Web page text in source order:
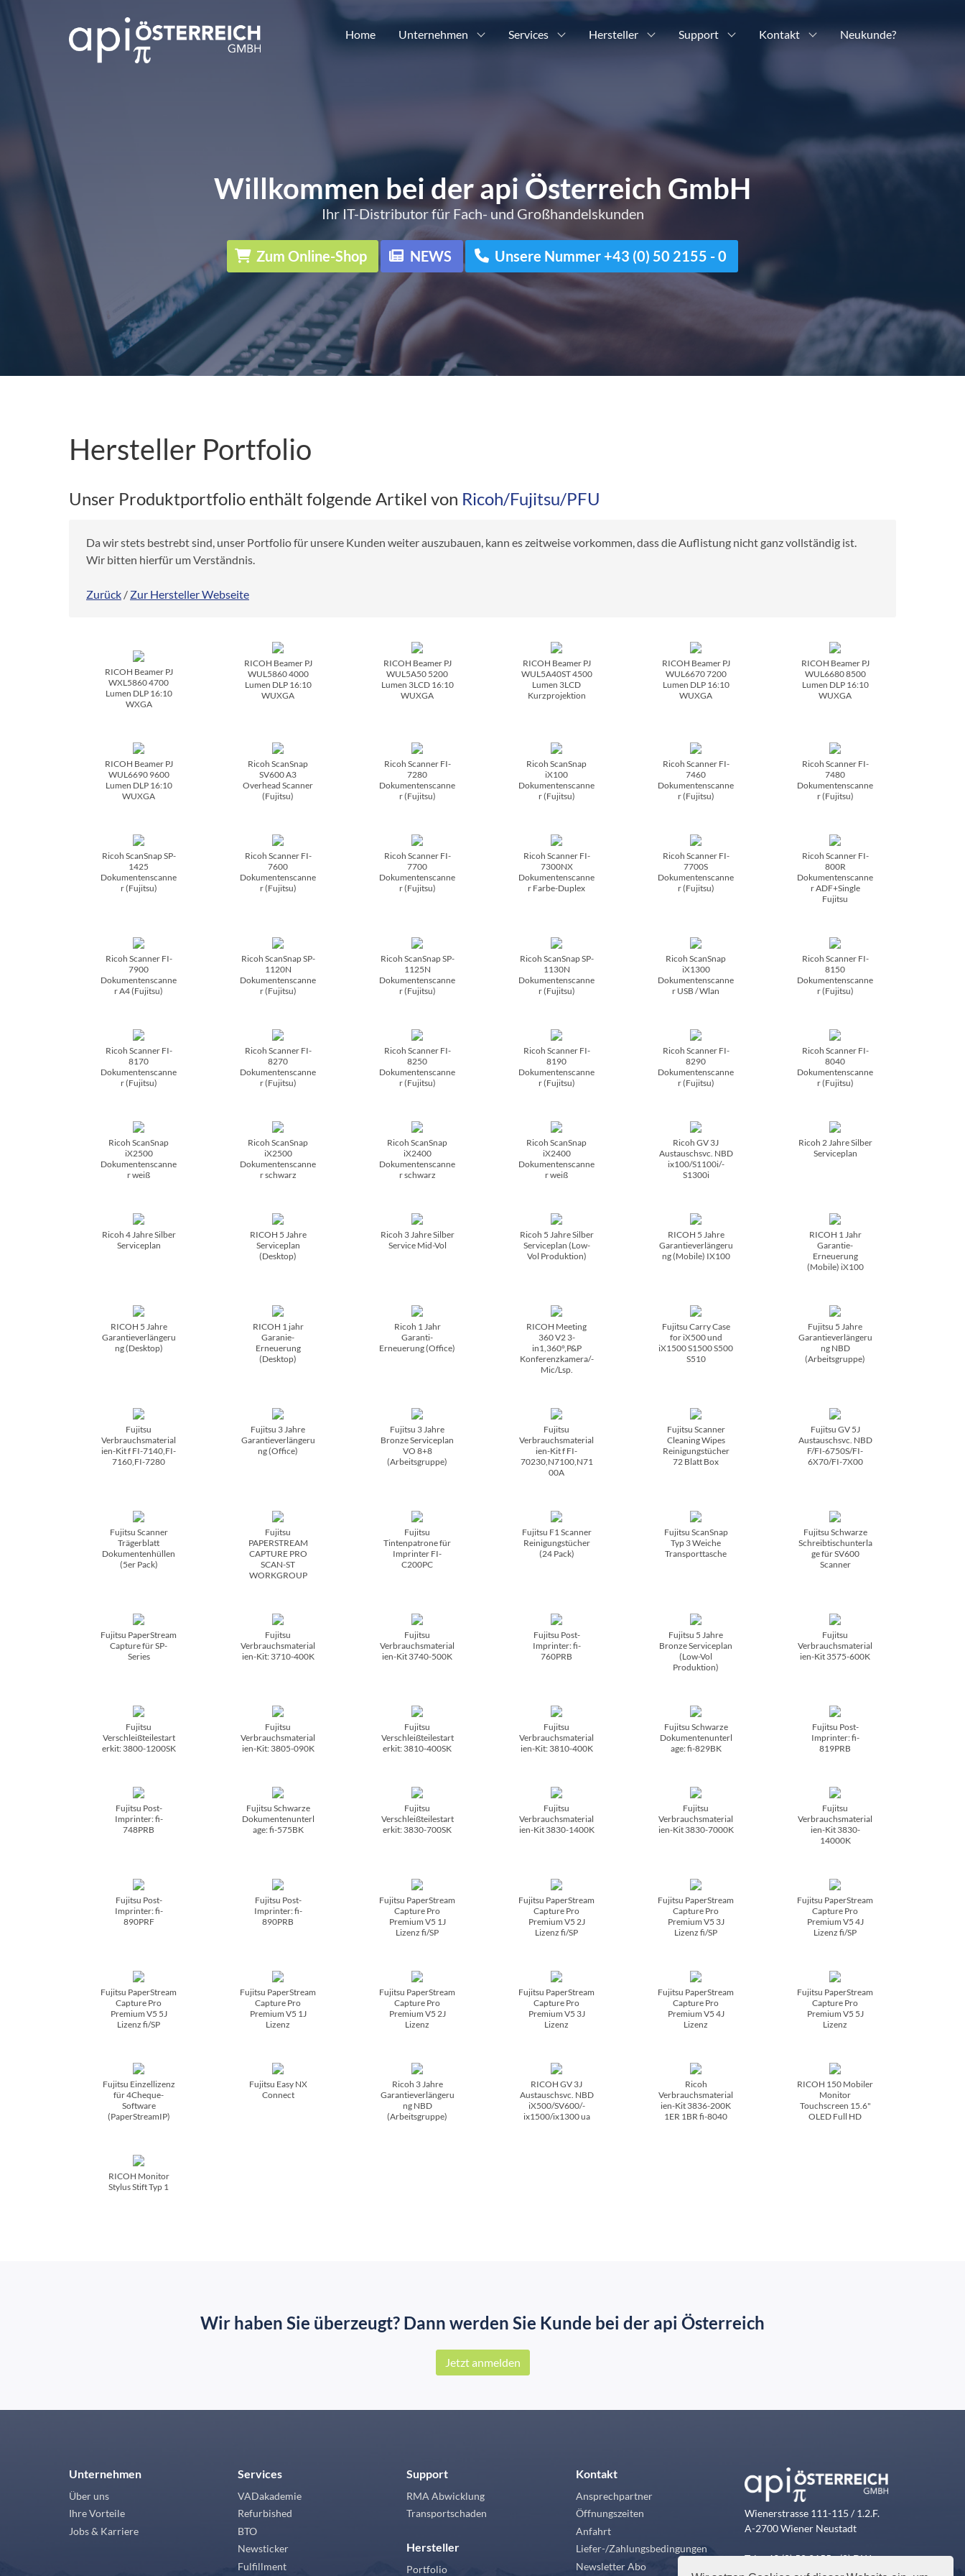
Home Unternehmen Services Hersteller Support Kontakt Neukunde?
Willkommen bei der api Österreich GmbH
Ihr IT-Distributor für Fach- und Großhandelskunden
Zum Online-Shop NEWS Unsere Nummer +43 (0) 50 2155 - 0
Hersteller Portfolio
Unser Produktportfolio enthält folgende Artikel von Ricoh/Fujitsu/PFU
Da wir stets bestrebt sind, unser Portfolio für unsere Kunden weiter auszubauen, kann es zeitweise vorkommen, dass die Auflistung nicht ganz vollständig ist.
Wir bitten hierfür um Verständnis.
Zurück / Zur Hersteller Webseite
RICOH Beamer PJ
WXL5860 4700
Lumen DLP 16:10
WXGA
RICOH Beamer PJ
WUL5860 4000
Lumen DLP 16:10
WUXGA
RICOH Beamer PJ
WUL5A50 5200
Lumen 3LCD 16:10
WUXGA
RICOH Beamer PJ
WUL5A40ST 4500
Lumen 3LCD
Kurzprojektion
RICOH Beamer PJ
WUL6670 7200
Lumen DLP 16:10
WUXGA
RICOH Beamer PJ
WUL6680 8500
Lumen DLP 16:10
WUXGA
RICOH Beamer PJ
WUL6690 9600
Lumen DLP 16:10
WUXGA
Ricoh ScanSnap
SV600 A3
Overhead Scanner
(Fujitsu)
Ricoh Scanner FI-
7280
Dokumentenscanne
r (Fujitsu)
Ricoh ScanSnap
iX100
Dokumentenscanne
r (Fujitsu)
Ricoh Scanner FI-
7460
Dokumentenscanne
r (Fujitsu)
Ricoh Scanner FI-
7480
Dokumentenscanne
r (Fujitsu)
Ricoh ScanSnap SP-
1425
Dokumentenscanne
r (Fujitsu)
Ricoh Scanner FI-
7600
Dokumentenscanne
r (Fujitsu)
Ricoh Scanner FI-
7700
Dokumentenscanne
r (Fujitsu)
Ricoh Scanner FI-
7300NX
Dokumentenscanne
r Farbe-Duplex
Ricoh Scanner FI-
7700S
Dokumentenscanne
r (Fujitsu)
Ricoh Scanner FI-
800R
Dokumentenscanne
r ADF+Single
Fujitsu
Ricoh Scanner FI-
7900
Dokumentenscanne
r A4 (Fujitsu)
Ricoh ScanSnap SP-
1120N
Dokumentenscanne
r (Fujitsu)
Ricoh ScanSnap SP-
1125N
Dokumentenscanne
r (Fujitsu)
Ricoh ScanSnap SP-
1130N
Dokumentenscanne
r (Fujitsu)
Ricoh ScanSnap
iX1300
Dokumentenscanne
r USB /­ Wlan
Ricoh Scanner FI-
8150
Dokumentenscanne
r (Fujitsu)
Ricoh Scanner FI-
8170
Dokumentenscanne
r (Fujitsu)
Ricoh Scanner FI-
8270
Dokumentenscanne
r (Fujitsu)
Ricoh Scanner FI-
8250
Dokumentenscanne
r (Fujitsu)
Ricoh Scanner FI-
8190
Dokumentenscanne
r (Fujitsu)
Ricoh Scanner FI-
8290
Dokumentenscanne
r (Fujitsu)
Ricoh Scanner FI-
8040
Dokumentenscanne
r (Fujitsu)
Ricoh ScanSnap
iX2500
Dokumentenscanne
r weiß
Ricoh ScanSnap
iX2500
Dokumentenscanne
r schwarz
Ricoh ScanSnap
iX2400
Dokumentenscanne
r schwarz
Ricoh ScanSnap
iX2400
Dokumentenscanne
r weiß
Ricoh GV 3J
Austauschsvc. NBD
ix100/­S1100i/­
S1300i
Ricoh 2 Jahre Silber
Serviceplan
Ricoh 4 Jahre Silber
Serviceplan
RICOH 5 Jahre
Serviceplan
(Desktop)
Ricoh 3 Jahre Silber
Service Mid-Vol
Ricoh 5 Jahre Silber
Serviceplan (Low-
Vol Produktion)
RICOH 5 Jahre
Garantieverlängeru
ng (Mobile) IX100
RICOH 1 Jahr
Garantie-
Erneuerung
(Mobile) iX100
RICOH 5 Jahre
Garantieverlängeru
ng (Desktop)
RICOH 1 jahr
Garanie-
Erneuerung
(Desktop)
Ricoh 1 Jahr
Garanti-
Erneuerung (Office)
RICOH Meeting
360 V2 3-
in1,360°,P&P
Konferenzkamera/­
Mic/­Lsp.
Fujitsu Carry Case
for iX500 und
iX1500 S1500 S500
S510
Fujitsu 5 Jahre
Garantieverlängeru
ng NBD
(Arbeitsgruppe)
Fujitsu
Verbrauchsmaterial
ien-Kit f FI-7140,FI-
7160,FI-7280
Fujitsu 3 Jahre
Garantieverlängeru
ng (Office)
Fujitsu 3 Jahre
Bronze Serviceplan
VO 8+8
(Arbeitsgruppe)
Fujitsu
Verbrauchsmaterial
ien-Kit f FI-
70230,N7100,N71
00A
Fujitsu Scanner
Cleaning Wipes
Reinigungstücher
72 Blatt Box
Fujitsu GV 5J
Austauschsvc. NBD
F/­FI-6750S/­FI-
6X70/­FI-7X00
Fujitsu Scanner
Trägerblatt
Dokumentenhüllen
(5er Pack)
Fujitsu
PAPERSTREAM
CAPTURE PRO
SCAN-ST
WORKGROUP
Fujitsu
Tintenpatrone für
Imprinter FI-
C200PC
Fujitsu F1 Scanner
Reinigungstücher
(24 Pack)
Fujitsu ScanSnap
Typ 3 Weiche
Transporttasche
Fujitsu Schwarze
Schreibtischunterla
ge für SV600
Scanner
Fujitsu PaperStream
Capture für SP-
Series
Fujitsu
Verbrauchsmaterial
ien-Kit: 3710-400K
Fujitsu
Verbrauchsmaterial
ien-Kit 3740-500K
Fujitsu Post-
Imprinter: fi-
760PRB
Fujitsu 5 Jahre
Bronze Serviceplan
(Low-Vol
Produktion)
Fujitsu
Verbrauchsmaterial
ien-Kit 3575-600K
Fujitsu
Verschleißteilestart
erkit: 3800-1200SK
Fujitsu
Verbrauchsmaterial
ien-Kit: 3805-090K
Fujitsu
Verschleißteilestart
erkit: 3810-400SK
Fujitsu
Verbrauchsmaterial
ien-Kit: 3810-400K
Fujitsu Schwarze
Dokumentenunterl
age: fi-829BK
Fujitsu Post-
Imprinter: fi-
819PRB
Fujitsu Post-
Imprinter: fi-
748PRB
Fujitsu Schwarze
Dokumentenunterl
age: fi-575BK
Fujitsu
Verschleißteilestart
erkit: 3830-700SK
Fujitsu
Verbrauchsmaterial
ien-Kit 3830-1400K
Fujitsu
Verbrauchsmaterial
ien-Kit 3830-7000K
Fujitsu
Verbrauchsmaterial
ien-Kit 3830-
14000K
Fujitsu Post-
Imprinter: fi-
890PRF
Fujitsu Post-
Imprinter: fi-
890PRB
Fujitsu PaperStream
Capture Pro
Premium V5 1J
Lizenz fi/­SP
Fujitsu PaperStream
Capture Pro
Premium V5 2J
Lizenz fi/­SP
Fujitsu PaperStream
Capture Pro
Premium V5 3J
Lizenz fi/­SP
Fujitsu PaperStream
Capture Pro
Premium V5 4J
Lizenz fi/­SP
Fujitsu PaperStream
Capture Pro
Premium V5 5J
Lizenz fi/­SP
Fujitsu PaperStream
Capture Pro
Premium V5 1J
Lizenz
Fujitsu PaperStream
Capture Pro
Premium V5 2J
Lizenz
Fujitsu PaperStream
Capture Pro
Premium V5 3J
Lizenz
Fujitsu PaperStream
Capture Pro
Premium V5 4J
Lizenz
Fujitsu PaperStream
Capture Pro
Premium V5 5J
Lizenz
Fujitsu Einzellizenz
für 4Cheque-
Software
(PaperStreamIP)
Fujitsu Easy NX
Connect
Ricoh 3 Jahre
Garantieverlängeru
ng NBD
(Arbeitsgruppe)
RICOH GV 3J
Austauschsvc. NBD
iX500/­SV600/­
ix1500/­ix1300 ua
Ricoh
Verbrauchsmaterial
ien-Kit 3836-200K
1ER 1BR fi-8040
RICOH 150 Mobiler
Monitor
Touchscreen 15.6"
OLED Full HD
RICOH Monitor
Stylus Stift Typ 1
Wir haben Sie überzeugt? Dann werden Sie Kunde bei der api Österreich
Jetzt anmelden
Unternehmen
Über uns
Ihre Vorteile
Jobs & Karriere
Services
VADakademie
Refurbished
BTO
Newsticker
Fulfillment
Support
RMA Abwicklung
Transportschaden
Hersteller
Portfolio
Kontakt
Ansprechpartner
Öffnungszeiten
Anfahrt
Liefer-/Zahlungsbedingungen
Newsletter Abo
Wienerstrasse 111-115 / 1.2.F.
A-2700 Wiener Neustadt
Tel: +43 (0) 50 2155 - (0) DW
vertrieb@api-oesterreich.at